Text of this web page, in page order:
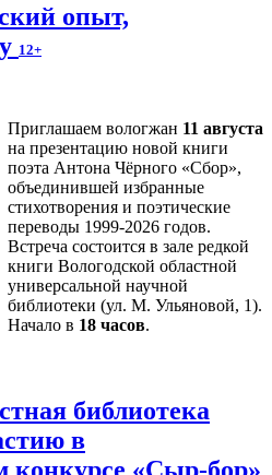
опыт,
12+
Приглашаем вологжан 11 августа
на презентацию новой книги
поэта Антона Чёрного «Сбор»,
объединившей избранные
стихотворения и поэтические
переводы 1999-2026 годов.
Встреча состоится в зале редкой
книги Вологодской областной
универсальной научной
библиотеки (ул. М. Ульяновой, 1).
Начало в 18 часов.
библиотека
в